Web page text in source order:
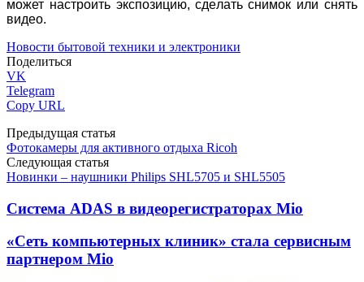
может настроить экспозицию, сделать снимок или снять
видео.
Новости бытовой техники и электроники
Поделиться
VK
Telegram
Copy URL
Предыдущая статья
Фотокамеры для активного отдыха Ricoh
Следующая статья
Новинки – наушники Philips SHL5705 и SHL5505
Система ADAS в видеорегистраторах Mio
«Сеть компьютерных клиник» стала сервисным
партнером Mio